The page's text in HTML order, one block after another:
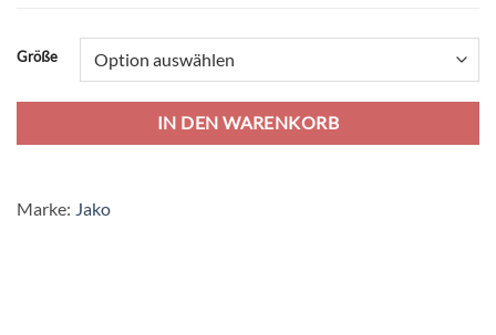
Größe
IN DEN WARENKORB
Alternative:
Marke: Jako